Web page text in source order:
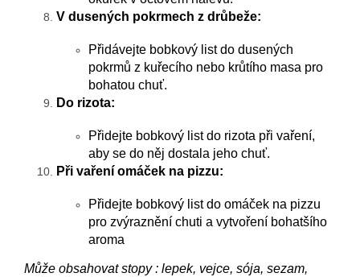
V dusených pokrmech z drůbeže:
Přidávejte bobkový list do dusených
pokrmů z kuřecího nebo krůtího masa pro
bohatou chuť.
Do rizota:
Přidejte bobkový list do rizota při vaření,
aby se do něj dostala jeho chuť.
Při vaření omáček na pizzu:
Přidejte bobkový list do omáček na pizzu
pro zvýraznění chuti a vytvoření bohatšího
aroma
Může obsahovat stopy : lepek, vejce, sója, sezam,